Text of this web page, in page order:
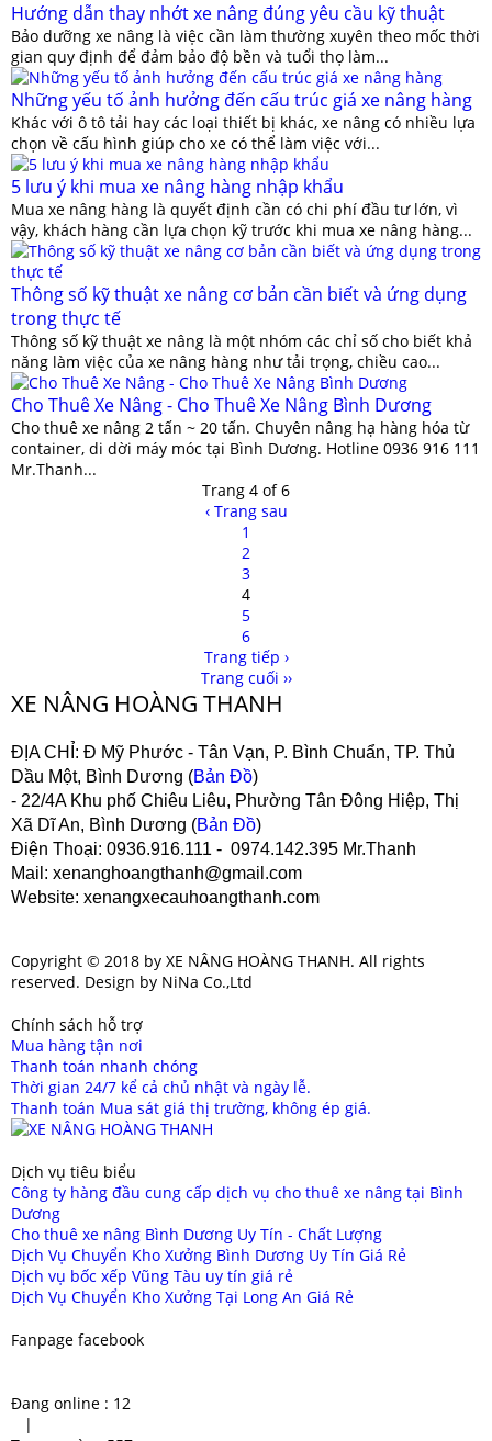
Hướng dẫn thay nhớt xe nâng đúng yêu cầu kỹ thuật
Bảo dưỡng xe nâng là việc cần làm thường xuyên theo mốc thời
gian quy định để đảm bảo độ bền và tuổi thọ làm...
Những yếu tố ảnh hưởng đến cấu trúc giá xe nâng hàng
Khác với ô tô tải hay các loại thiết bị khác, xe nâng có nhiều lựa
chọn về cấu hình giúp cho xe có thể làm việc với...
5 lưu ý khi mua xe nâng hàng nhập khẩu
Mua xe nâng hàng là quyết định cần có chi phí đầu tư lớn, vì
vậy, khách hàng cần lựa chọn kỹ trước khi mua xe nâng hàng...
Thông số kỹ thuật xe nâng cơ bản cần biết và ứng dụng
trong thực tế
Thông số kỹ thuật xe nâng là một nhóm các chỉ số cho biết khả
năng làm việc của xe nâng hàng như tải trọng, chiều cao...
Cho Thuê Xe Nâng - Cho Thuê Xe Nâng Bình Dương
Cho thuê xe nâng 2 tấn ~ 20 tấn. Chuyên nâng hạ hàng hóa từ
container, di dời máy móc tại Bình Dương. Hotline 0936 916 111
Mr.Thanh...
Trang 4 of 6
‹ Trang sau
1
2
3
4
5
6
Trang tiếp ›
Trang cuối ››
XE NÂNG HOÀNG THANH
ĐỊA CHỈ: Đ Mỹ Phước - Tân Vạn, P. Bình Chuẩn, TP. Thủ
Dầu Một, Bình Dương (Bản Đồ)
- 22/4A Khu phố Chiêu Liêu, Phường Tân Đông Hiệp, Thị
Xã Dĩ An, Bình Dương (Bản Đồ)
Điện Thoại: 0936.916.111 - 0974.142.395 Mr.Thanh
Mail : xenanghoangthanh@gmail.com
Website: xenangxecauhoangthanh.com
Copyright © 2018 by XE NÂNG HOÀNG THANH. All rights
reserved. Design by NiNa Co.,Ltd
Chính sách hỗ trợ
Mua hàng tận nơi
Thanh toán nhanh chóng
Thời gian 24/7 kể cả chủ nhật và ngày lễ.
Thanh toán Mua sát giá thị trường, không ép giá.
Dịch vụ tiêu biểu
Công ty hàng đầu cung cấp dịch vụ cho thuê xe nâng tại Bình
Dương
Cho thuê xe nâng Bình Dương Uy Tín - Chất Lượng
Dịch Vụ Chuyển Kho Xưởng Bình Dương Uy Tín Giá Rẻ
Dịch vụ bốc xếp Vũng Tàu uy tín giá rẻ
Dịch Vụ Chuyển Kho Xưởng Tại Long An Giá Rẻ
Fanpage facebook
Đang online : 12
|